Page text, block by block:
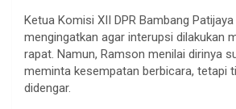
Ketua Komisi XII DPR Bambang
mengingatkan agar interupsi dilakukan
rapat. Namun, Ramson menilai dirinya
meminta kesempatan berbicara, tetapi
didengar.